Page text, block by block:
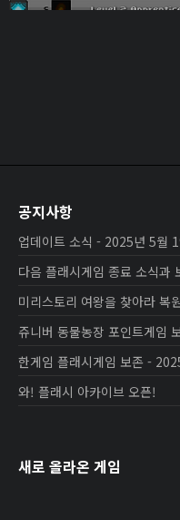
공지사항
업데이트 소식 - 2025년 5월
다음 플래시게임 종료 소식과
미리스토리 여왕을 찾아라 복
쥬니버 동물농장 포인트게임
한게임 플래시게임 보존 -
와! 플래시 아카이브 오픈!
새로 올라온 게임